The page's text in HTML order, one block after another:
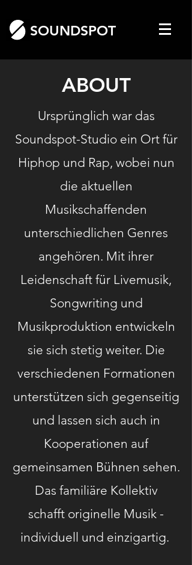
SOUNDSPOT
ABOUT
Ursprünglich war das
Soundspot-Studio ein Ort für
Hiphop und Rap, wobei nun
die aktuellen
Musikschaffenden
unterschiedlichen Genres
angehören. Mit ihrer
Leidenschaft für Livemusik,
Songwriting und
Musikproduktion entwickeln
sie sich stetig weiter. Die
verschiedenen Formationen
unterstützen sich gegenseitig
und lassen sich auch in
Kooperationen auf
gemeinsamen Bühnen sehen.
Das familiäre Kollektiv
schafft originelle Musik -
individuell und einzigartig.